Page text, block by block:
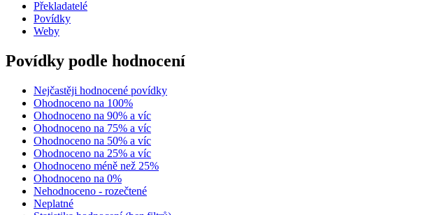
Překladatelé
Povídky
Weby
Povídky podle hodnocení
Nejčastěji hodnocené povídky
Ohodnoceno na 100%
Ohodnoceno na 90% a víc
Ohodnoceno na 75% a víc
Ohodnoceno na 50% a víc
Ohodnoceno na 25% a víc
Ohodnoceno méně než 25%
Ohodnoceno na 0%
Nehodnoceno - rozečtené
Neplatné